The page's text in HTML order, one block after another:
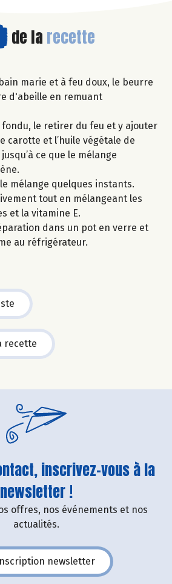
de la recette
marie et à feu doux, le beurre
d'abeille en remuant
le retirer du feu et y ajouter
carotte et l’huile végétale de
ce que le mélange
mélange quelques instants.
tout en mélangeant les
et la vitamine E.
dans un pot en verre et
au réfrigérateur.
recette
inscrivez-vous à la
newsletter !
offres, nos événements et nos
actualités.
newsletter